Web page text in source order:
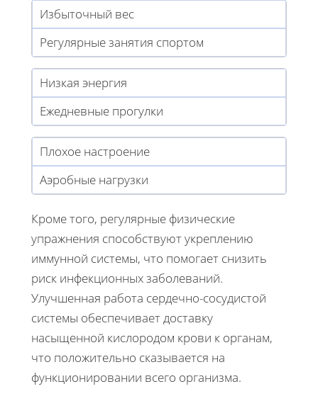
Избыточный вес
Регулярные занятия спортом
Низкая энергия
Ежедневные прогулки
Плохое настроение
Аэробные нагрузки
Кроме того, регулярные физические
упражнения способствуют укреплению
иммунной системы, что помогает снизить
риск инфекционных заболеваний.
Улучшенная работа сердечно-сосудистой
системы обеспечивает доставку
насыщенной кислородом крови к органам,
что положительно сказывается на
функционировании всего организма.